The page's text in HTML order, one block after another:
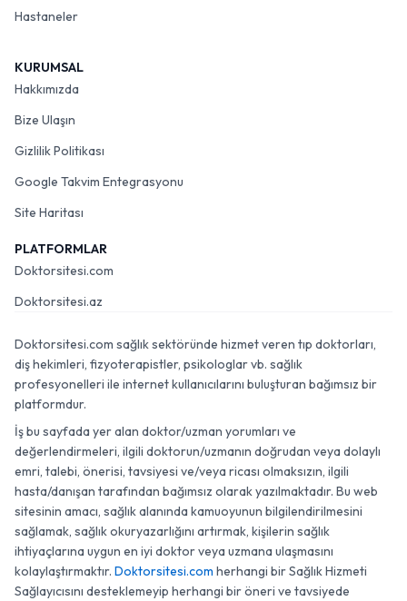
Hastaneler
KURUMSAL
Hakkımızda
Bize Ulaşın
Gizlilik Politikası
Google Takvim Entegrasyonu
Site Haritası
PLATFORMLAR
Doktorsitesi.com
Doktorsitesi.az
Doktorsitesi.com sağlık sektöründe hizmet veren tıp doktorları,
diş hekimleri, fizyoterapistler, psikologlar vb. sağlık
profesyonelleri ile internet kullanıcılarını buluşturan bağımsız bir
platformdur.
İş bu sayfada yer alan doktor/uzman yorumları ve
değerlendirmeleri, ilgili doktorun/uzmanın doğrudan veya dolaylı
emri, talebi, önerisi, tavsiyesi ve/veya ricası olmaksızın, ilgili
hasta/danışan tarafından bağımsız olarak yazılmaktadır. Bu web
sitesinin amacı, sağlık alanında kamuoyunun bilgilendirilmesini
sağlamak, sağlık okuryazarlığını artırmak, kişilerin sağlık
ihtiyaçlarına uygun en iyi doktor veya uzmana ulaşmasını
kolaylaştırmaktır. Doktorsitesi.com herhangi bir Sağlık Hizmeti
Sağlayıcısını desteklemeyip herhangi bir öneri ve tavsiyede